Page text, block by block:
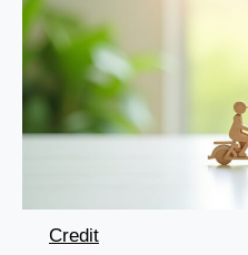
Credit